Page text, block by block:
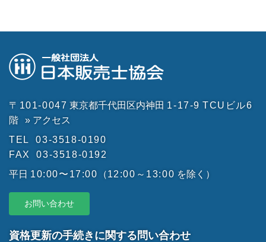
〒101-0047 東京都千代田区内神田 1-17-9 TCUビル6
階
» アクセス
TEL
03-3518-0190
FAX
03-3518-0192
平日 10:00〜17:00 （12:00～13:00 を除く）
お問い合わせ
資格更新の手続きに関する問い合わせ